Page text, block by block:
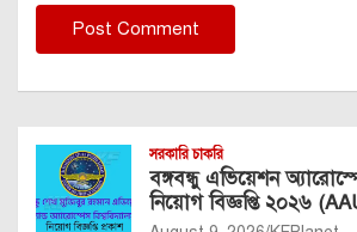
সরকারি চাকরি
বঙ্গবন্ধু এভিয়েশন
নিয়োগ বিজ্ঞপ্তি ২০২৬